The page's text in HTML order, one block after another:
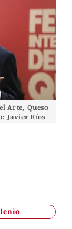
Arte, Queso
Javier Ríos